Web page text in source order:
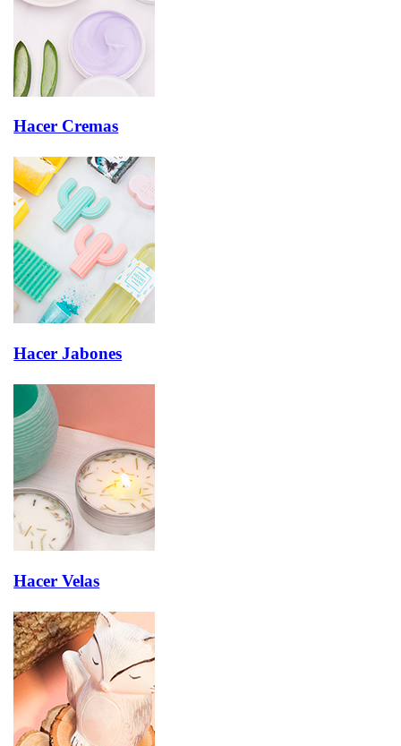
Hacer Cremas
Hacer Jabones
Hacer Velas